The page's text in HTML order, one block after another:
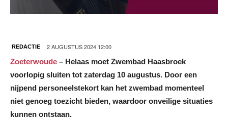
REDACTIE 2 AUGUSTUS 2024 12:00
Zoeterwoude – Helaas moet Zwembad Haasbroek
voorlopig sluiten tot zaterdag 10 augustus. Door een
nijpend personeelstekort kan het zwembad momenteel
niet genoeg toezicht bieden, waardoor onveilige situaties
kunnen ontstaan.